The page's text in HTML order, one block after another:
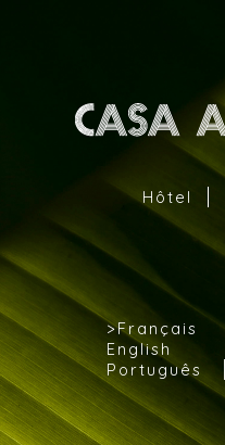
Hôtel
Français
English
Português